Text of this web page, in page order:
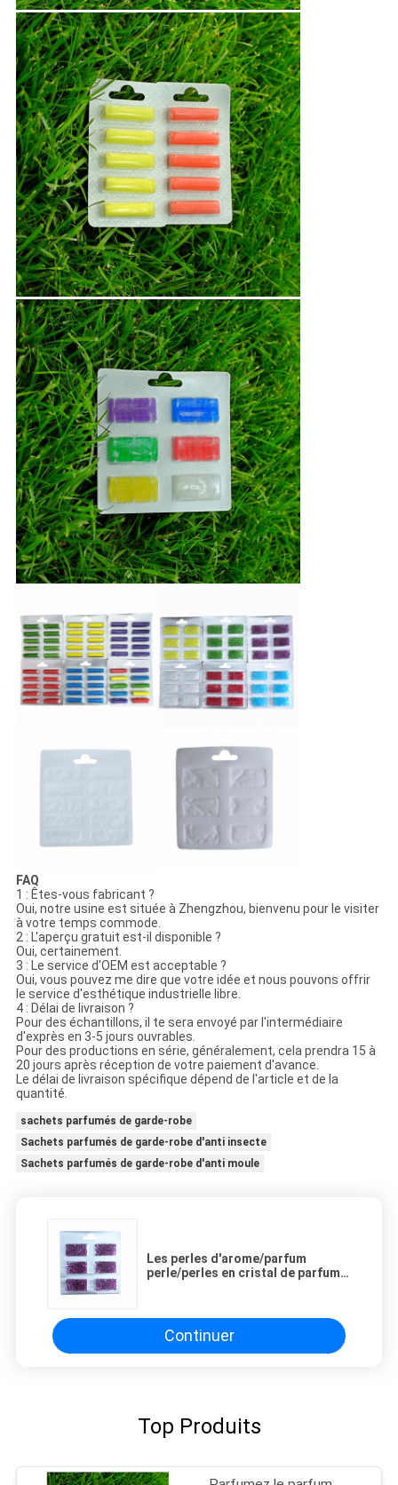
FAQ
1 : Êtes-vous fabricant ?
Oui, notre usine est située à Zhengzhou, bienvenu pour le visiter
à votre temps commode.
2 : L'aperçu gratuit est-il disponible ?
Oui, certainement.
3 : Le service d'OEM est acceptable ?
Oui, vous pouvez me dire que votre idée et nous pouvons offrir
le service d'esthétique industrielle libre.
4 : Délai de livraison ?
Pour des échantillons, il te sera envoyé par l'intermédiaire
d'exprès en 3-5 jours ouvrables.
Pour des productions en série, généralement, cela prendra 15 à
20 jours après réception de votre paiement d'avance.
Le délai de livraison spécifique dépend de l'article et de la
quantité.
sachets parfumés de garde-robe
Sachets parfumés de garde-robe d'anti insecte
Sachets parfumés de garde-robe d'anti moule
Les perles d'arome/parfum
perle/perles en cristal de parfum
Continuer
Top Produits